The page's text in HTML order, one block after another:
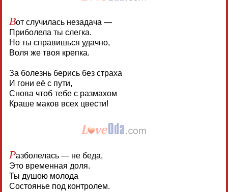
Вот случилась незадача —
Приболела ты слегка.
Но ты справишься удачно,
Воля же твоя крепка.
За болезнь берись без страха
И гони её с пути,
Снова чтоб тебе с размахом
Краше маков всех цвести!
Разболелась — не беда,
Это временная доля.
Ты душою молода
Состоянье под контролем.